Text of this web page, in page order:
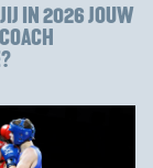
IN 2026 JOUW